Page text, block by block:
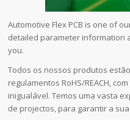
Automotive Flex PCB is one of
detailed parameter information
you.
Todos os nossos produtos
regulamentos RoHS/REACH,
inigualável. Temos uma vasta
de projectos, para garantir a